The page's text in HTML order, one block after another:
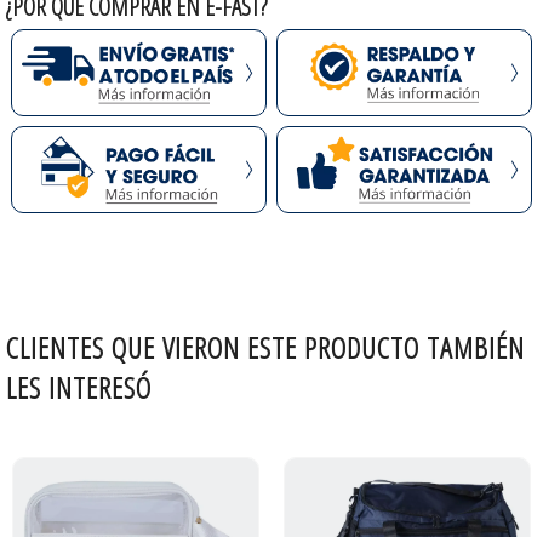
¿POR QUÉ COMPRAR EN E-FAST?
CLIENTES QUE VIERON ESTE PRODUCTO TAMBIÉN
LES INTERESÓ